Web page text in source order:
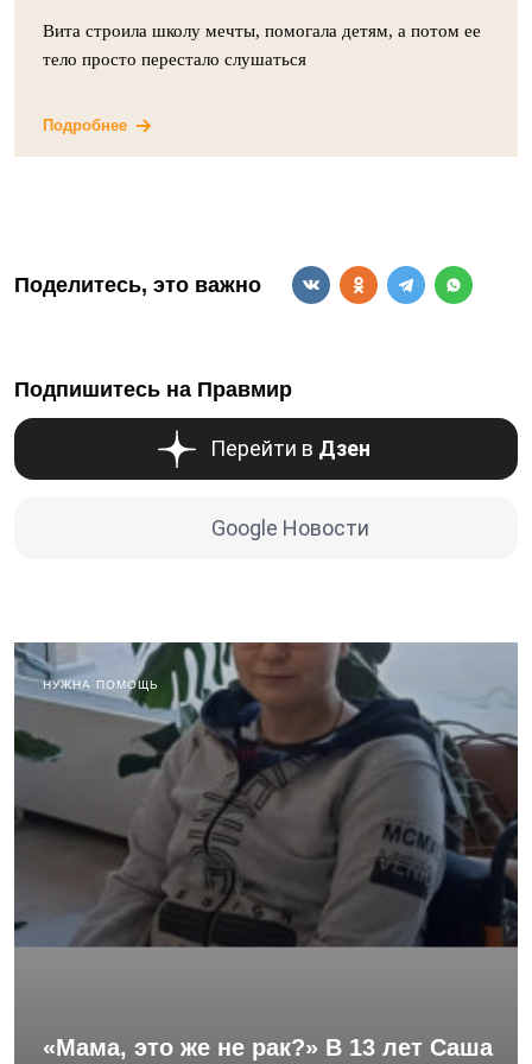
Вита строила школу мечты, помогала детям, а потом ее
тело просто перестало слушаться
Подробнее
Поделитесь, это важно
Подпишитесь на Правмир
Перейти в Дзен
Google Новости
НУЖНА ПОМОЩЬ
«Мама, это же не рак?» В 13 лет Саша